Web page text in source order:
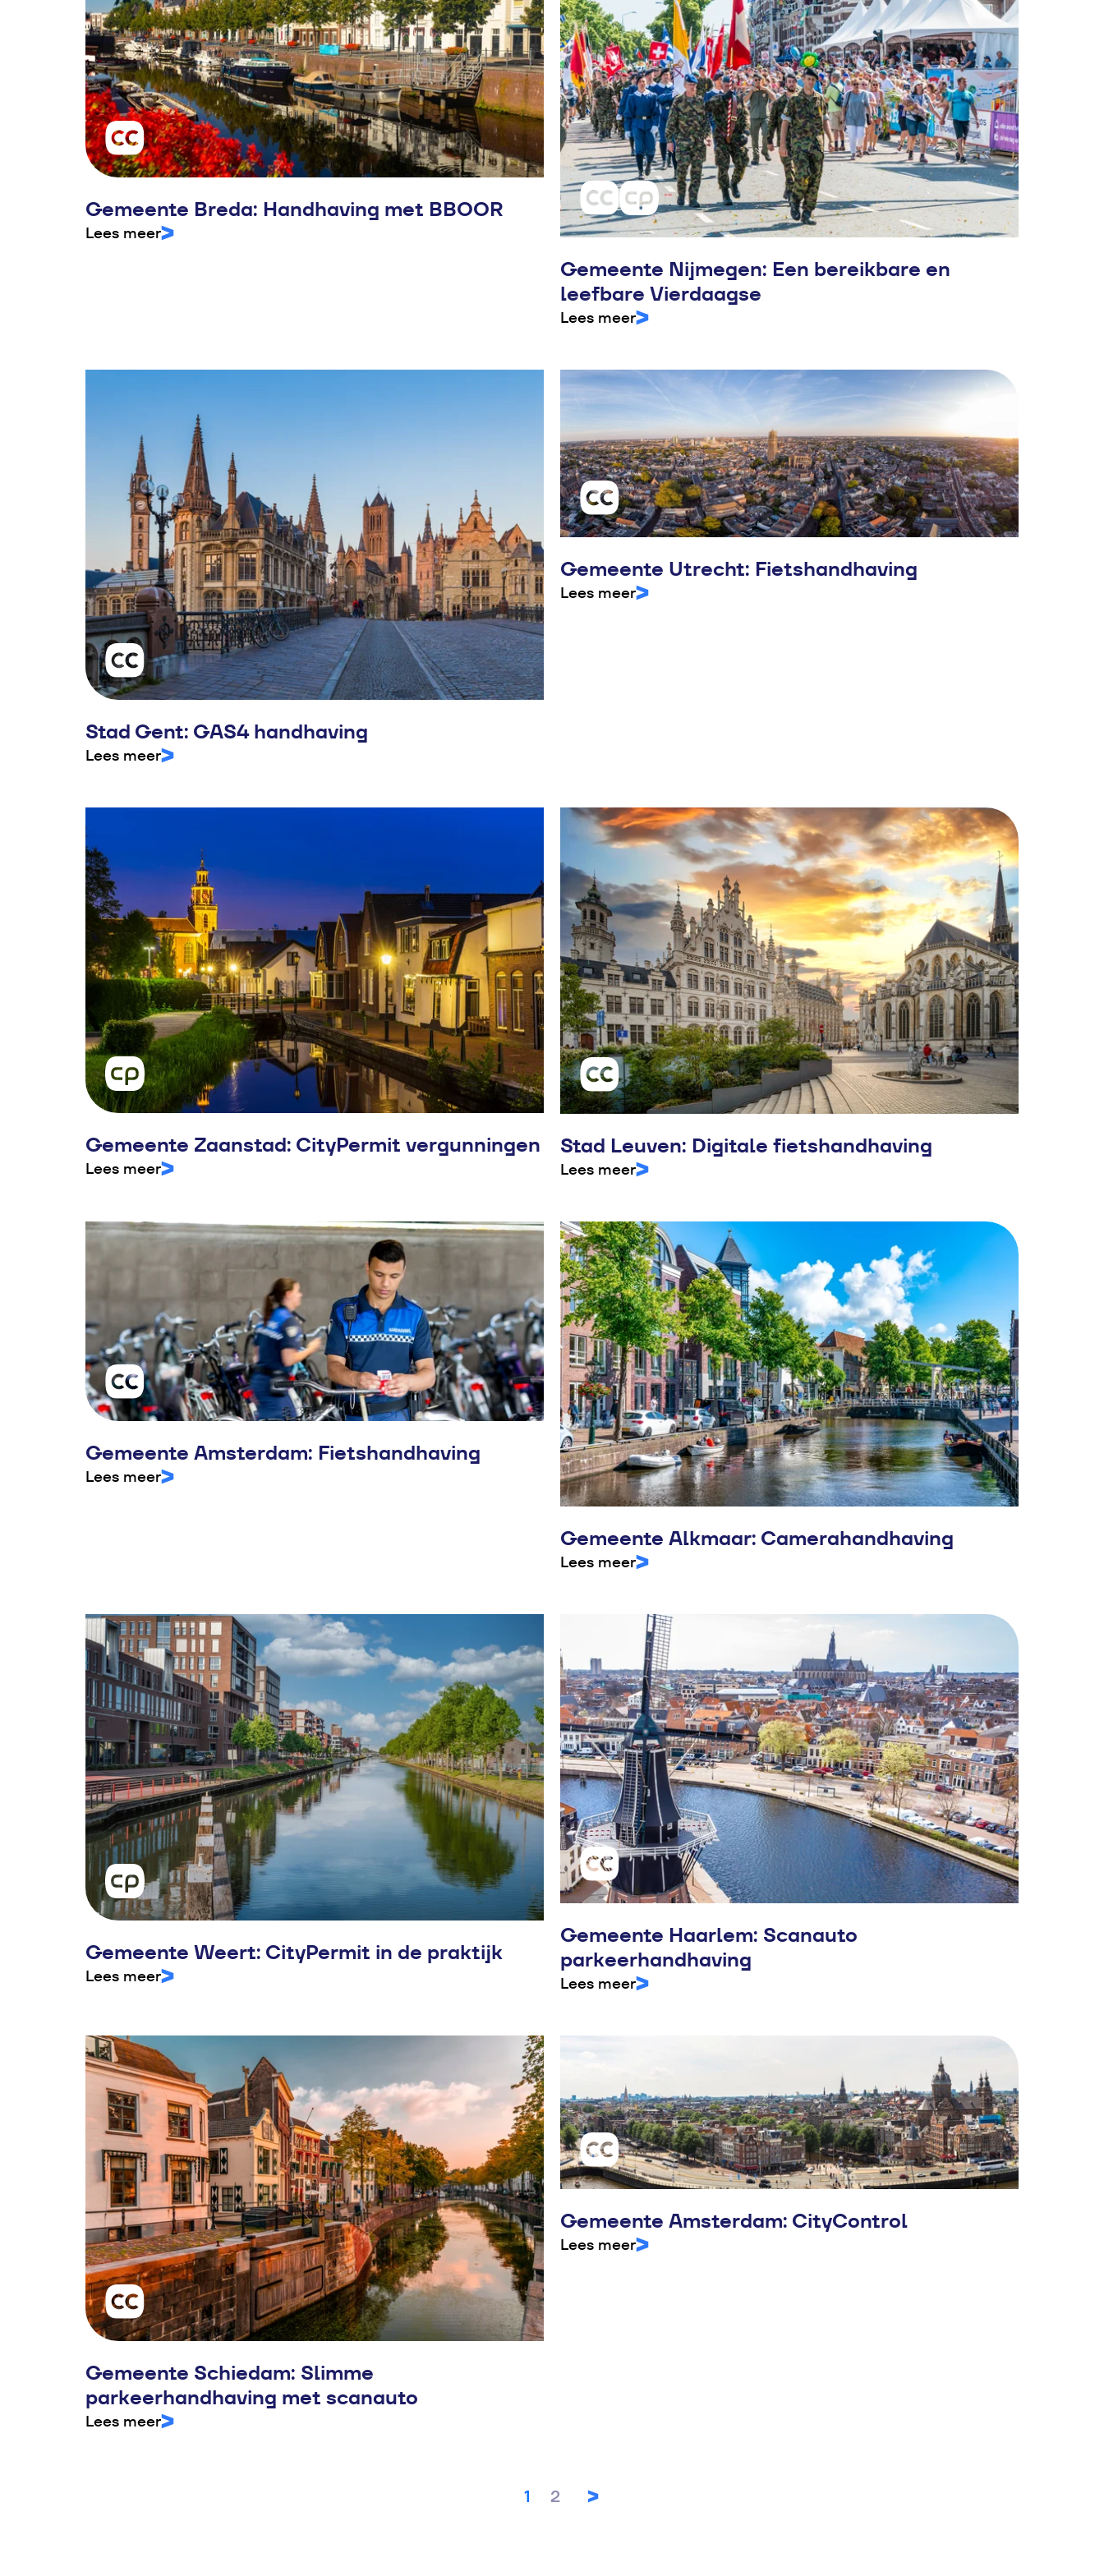
Gemeente Breda: Handhaving met BBOOR
Lees meer
Gemeente Nijmegen: Een bereikbare en
leefbare Vierdaagse
Lees meer
Stad Gent: GAS4 handhaving
Lees meer
Gemeente Utrecht: Fietshandhaving
Lees meer
Gemeente Zaanstad: CityPermit vergunningen
Lees meer
Stad Leuven: Digitale fietshandhaving
Lees meer
Gemeente Amsterdam: Fietshandhaving
Lees meer
Gemeente Alkmaar: Camerahandhaving
Lees meer
Gemeente Weert: CityPermit in de praktijk
Lees meer
Gemeente Haarlem: Scanauto
parkeerhandhaving
Lees meer
Gemeente Schiedam: Slimme
parkeerhandhaving met scanauto
Lees meer
Gemeente Amsterdam: CityControl
Lees meer
1 2